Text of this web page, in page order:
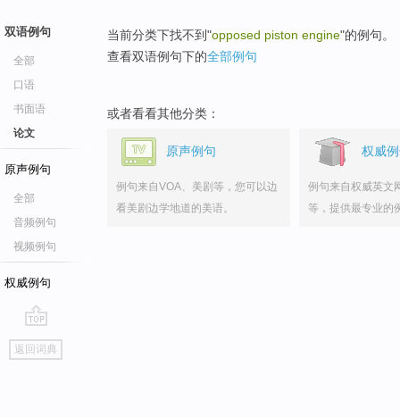
双语例句
全部
口语
书面语
论文
原声例句
全部
音频例句
视频例句
权威例句
go
top
返回词典
当前分类下找不到"opposed piston engine"的例句。
查看双语例句下的全部例句
或者看看其他分类：
原声例句
例句来自VOA、美剧等，您可以边
看美剧边学地道的美语。
权威
例句来自权威英文
等，提供最专业的